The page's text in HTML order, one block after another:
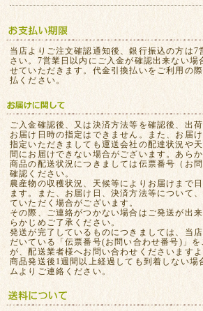
当店よりご注文確認通知後、銀行振込の方は7
さい。7営業日以内にご入金が確認出来ない場
せていただきます。代金引換払いをご利用の
払ください。
ご入金確認後、又は決済方法等を確認後、出荷
お届け日時の指定はできません。また、お届
指定いただきましても運送会社の配達状況や
間にお届けできない場合がございます。あら
商品の配送状況につきましては伝票番号（お
確認ください。
農産物の収穫状況、天候等によりお届けまで
ます。また、お届け日、決済方法等について
ていただく場合がございます。
その際、ご連絡がつかない場合はご発送が出
らかじめご了承ください。
発送が完了しているものにつきましては、当
だいている「伝票番号(お問い合わせ番号)」
が、配送業者様へお問い合わせくださいますよ
商品発送後1週間以上経過しても到着しない場
ムよりご連絡ください。